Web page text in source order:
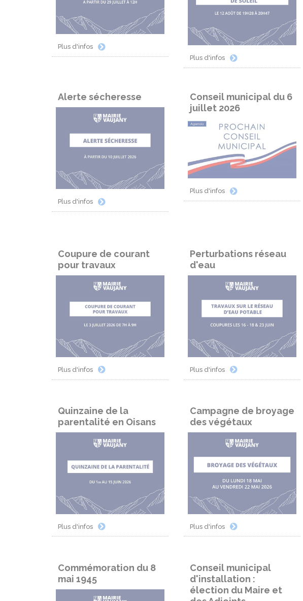
Plus d'infos
Plus d'infos
Alerte sécheresse
Plus d'infos
Conseil municipal du 6
juillet 2026
Plus d'infos
Coupure de courant
pour travaux
Plus d'infos
Perturbations réseau
d'eau
Plus d'infos
Quinzaine de la
parentalité en Oisans
Plus d'infos
Campagne de broyage
des végétaux
Plus d'infos
Commémoration du 8
mai 1945
Conseil municipal
d'installation :
élection du Maire et